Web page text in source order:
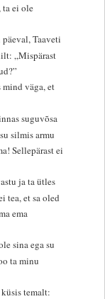
ta ei ole
Taaveti
„Mispärast
mind väga, et
suguvõsa
silmis armu
Sellepärast ei
ja ta ütles
tea, et sa oled
ema
sina ega su
ta minu
temalt: